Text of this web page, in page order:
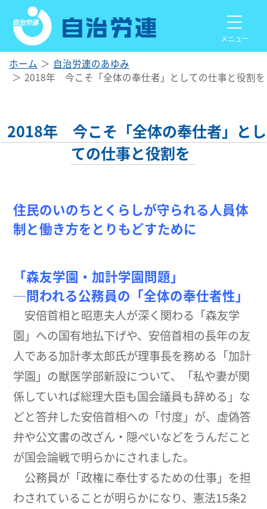
メニュー
ホーム
自治労連のあゆみ
2018年 今こそ「全体の奉仕者」としての仕事と役割を
2018年 今こそ「全体の奉仕者」とし
ての仕事と役割を
住民のいのちとくらしが守られる人員体
制と働き方をとりもどすために
「森友学園・加計学園問題」
─問われる公務員の「全体の奉仕者性」
安倍首相と昭恵夫人が深く関わる「森友学
園」への国有地払下げや、安倍首相の長年の友
人である加計孝太郎氏が理事長を務める「加計
学園」の獣医学部新設について、「私や妻が関
係していれば総理大臣も国会議員も辞める」な
どと答弁した安倍首相への「忖度」が、虚偽答
弁や公文書の改ざん・隠ぺいなどをうんだこと
が国会論戦で明らかにされました。
公務員が「政権に奉仕するための仕事」を担
わされていることが明らかになり、憲法15条2